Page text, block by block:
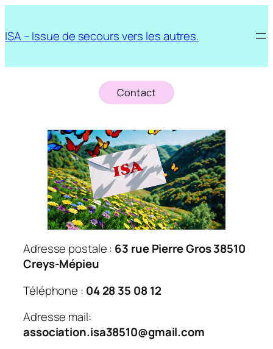
contenu
ISA – Issue de secours vers les autres.
Contact
Adresse postale : 63 rue Pierre Gros38510
Creys-Mépieu
Téléphone : 04 28 35 08 12
Adresse mail:
association.isa38510@gmail.com